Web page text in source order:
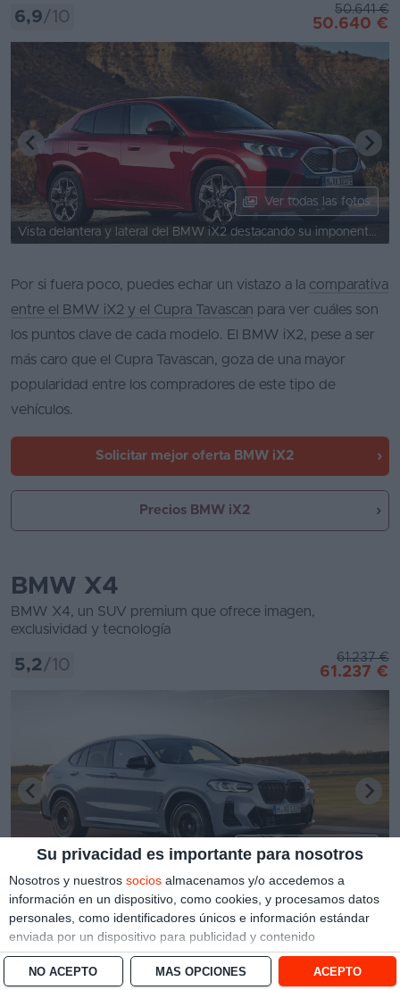
Su privacidad es importante para nosotros
Nosotros y nuestros socios almacenamos y/o accedemos a
información en un dispositivo, como cookies, y procesamos datos
personales, como identificadores únicos e información estándar
enviada por un dispositivo para publicidad y contenido
personalizado, medición de publicidad y contenido, investigación
de audiencia y desarrollo de servicios. Con su permiso, nosotros y
MÁS OPCIONES
NO ACEPTO ACEPTO
6,9/10 50.641 €
50.640 €
Ver todas las fotos
Vista delantera y lateral del BMW iX2 destacando su imponente parrilla.
Por si fuera poco, puedes echar un vistazo a la comparativa
entre el BMW iX2 y el Cupra Tavascan para ver cuáles son
los puntos clave de cada modelo. El BMW iX2, pese a ser
más caro que el Cupra Tavascan, goza de una mayor
popularidad entre los compradores de este tipo de
vehículos.
Solicitar mejor oferta BMW iX2
Precios BMW iX2
BMW X4
BMW X4, un SUV premium que ofrece imagen,
exclusividad y tecnología
5,2 /10 61.237 €
61.237 €
Ver todas las fotos
Lo mejor
Estética deportiva y exclusiva, tacto de conducción,
gama de motores